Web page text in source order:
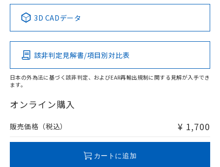
Pb Hg Cd Cr(VI)
O
在庫等で未対応品が混在する可能性があります。
問い合わせください。
3D CADデータ
該非判定見解書/項目別対比表
日本の外為法に基づく該非判定、およびEAR再輸出規制に関する見解が入手でき
ます。
オンライン購入
販売価格（税込） ¥ 1,700
カートに追加